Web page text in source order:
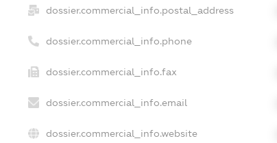
dossier.commercial_info.postal_address
dossier.commercial_info.phone
dossier.commercial_info.fax
dossier.commercial_info.email
dossier.commercial_info.website